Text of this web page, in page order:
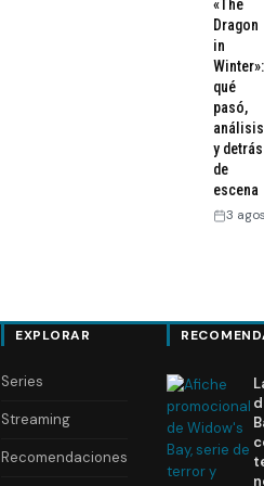
«The
Dragon
in
Winter»:
qué
pasó,
análisis
y detrás
de
escena
3
EXPLORAR
Series
Streaming
Recomendaciones